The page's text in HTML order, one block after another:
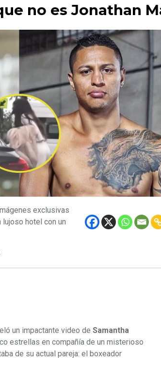
no es Jonathan
exclusivas
lujoso hotel con un
un impactante video de Samantha
estrellas en compañía de un misterioso
de su actual pareja: el boxeador